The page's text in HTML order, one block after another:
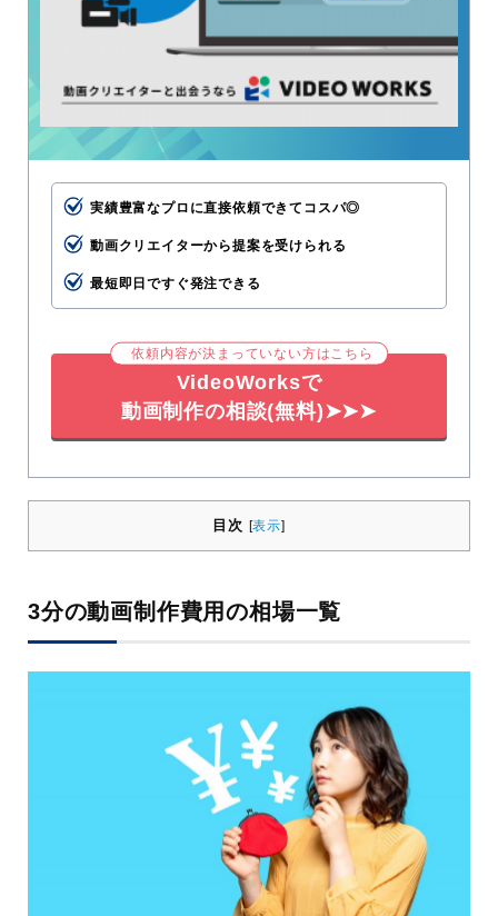
実績豊富なプロに直接依頼できてコスパ◎
動画クリエイターから提案を受けられる
最短即日ですぐ発注できる
依頼内容が決まっていない方はこちら
VideoWorksで
動画制作の相談(無料)➤➤➤
目次 [表示]
3分の動画制作費用の相場一覧